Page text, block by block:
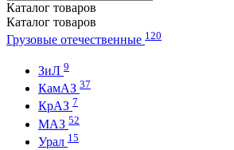
Каталог товаров
Каталог товаров
Грузовые отечественные 120
ЗиЛ 9
КамАЗ 37
КрАЗ 7
МАЗ 52
Урал 15